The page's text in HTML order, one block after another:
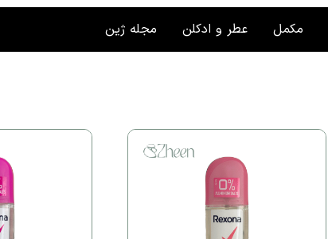
مکمل عطر و ادکلن مجله ژین